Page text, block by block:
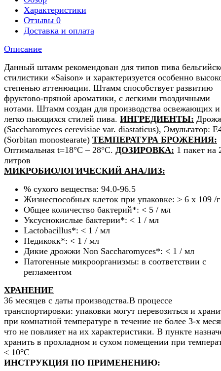
Характеристики
Отзывы 0
Доставка и оплата
Описание
Данный штамм рекомендован для типов пива
стилистики «Saison» и характеризуется особенно
степенью аттенюации. Штамм способствует развитию
фруктово-пряной ароматики, с легкими гвоздичными
нотами. Штамм создан для производства освежающих и
легко пьющихся стилей пива. ИНГРЕДИЕНТЫ:
(Saccharomyces cerevisiae var. diastaticus), Эмульгатор:
(Sorbitan monostearate) ТЕМПЕРАТУРА БРОЖЕНИЯ:
Оптимальная t=18°C – 28°C. ДОЗИРОВКА: 1 пакет на
литров
МИКРОБИОЛОГИЧЕСКИЙ АНАЛИЗ:
% сухого вещества: 94.0-96.5
Жизнеспособных клеток при упаковке: > 6 х 109 /г
Общее количество бактерий*: < 5 / мл
Уксуснокислые бактерии*: < 1 / мл
Lactobacillus*: < 1 / мл
Педикокк*: < 1 / мл
Дикие дрожжи Non Saccharomyces*: < 1 / мл
Патогенные микроорганизмы: в соответствии с
регламентом
ХРАНЕНИЕ
36 месяцев с даты производства.В процессе
транспортировки: упаковки могут перевозиться и
при комнатной температуре в течение не более 3-х
что не повлияет на их характеристики. В пункте
хранить в прохладном и сухом помещении при
< 10°C
ИНСТРУКЦИЯ ПО ПРИМЕНЕНИЮ: